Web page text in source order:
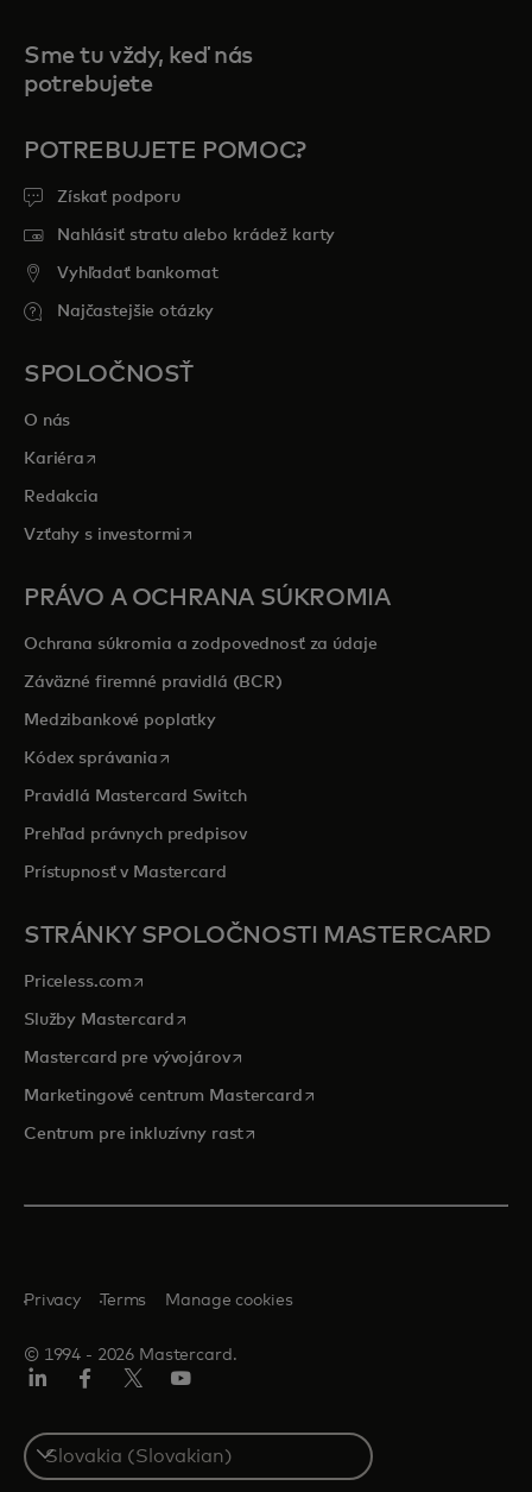
Sme tu vždy, keď nás
potrebujete
POTREBUJETE POMOC?
Získať podporu
Nahlásiť stratu alebo krádež karty
Vyhľadať bankomat
Najčastejšie otázky
SPOLOČNOSŤ
O nás
Kariéra opens in a new tab
Redakcia
Vzťahy s investormi opens in a new tab
PRÁVO A OCHRANA SÚKROMIA
Ochrana súkromia a zodpovednosť za údaje
Záväzné firemné pravidlá (BCR)
Medzibankové poplatky
Kódex správaniaopens in a new tab
Pravidlá Mastercard Switch
Prehľad právnych predpisov
Prístupnosť v Mastercard
STRÁNKY SPOLOČNOSTI MASTERCARD
Priceless.com opens in a new tab
Služby Mastercardopens in a new tab
Mastercard pre vývojárovopens in a new tab
Marketingové centrum Mastercardopens in a new tab
Centrum pre inkluzívny rastopens in a new tab
© 1994 ‑ 2026 Mastercard.
Privacy Terms Manage cookies
Select
a
country